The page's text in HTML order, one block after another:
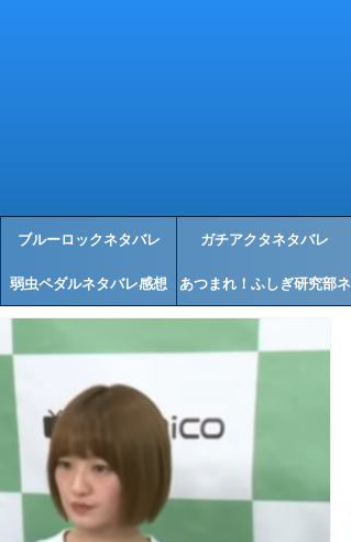
ブルーロックネタバレ ガチアクタネタバレ
弱虫ペダルネタバレ感想 あつまれ！ふしぎ研究部ネ